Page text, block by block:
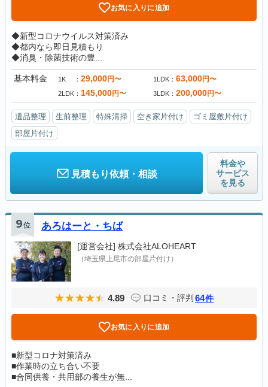
お気に入りに追加
◆新型コロナウイルス対策済み
◆都内なら即日見積もり
◆消臭・除菌技術の豊...
基本料金 1K 29,000円〜 1LDK 63,000円〜
2LDK 145,000円〜 3LDK 200,000円〜
遺品整理 生前整理 特殊清掃 空き家片付け
ゴミ屋敷片付け
部屋片付け
見積もり依頼・相談
料金や
サービス
を見る
9位 あろはーと・ちば
[運営会社] 株式会社ALOHEART
（埼玉県上尾市の部屋片付け）
4.89 口コミ・評判 64件
お気に入りに追加
■新型コロナ対策済み
■作業時の立ち合い不要
■合同供養・共用部の養生が無...